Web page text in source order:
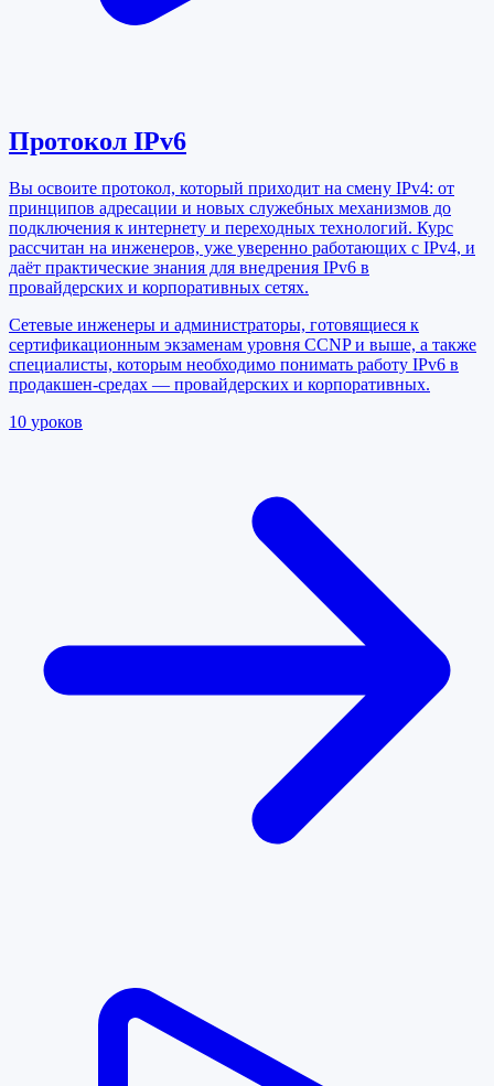
Протокол IPv6
Вы освоите протокол, который приходит на смену IPv4: от
принципов адресации и новых служебных механизмов до
подключения к интернету и переходных технологий. Курс
рассчитан на инженеров, уже уверенно работающих с IPv4, и
даёт практические знания для внедрения IPv6 в
провайдерских и корпоративных сетях.
Сетевые инженеры и администраторы, готовящиеся к
сертификационным экзаменам уровня CCNP и выше, а также
специалисты, которым необходимо понимать работу IPv6 в
продакшен-средах — провайдерских и корпоративных.
10 уроков